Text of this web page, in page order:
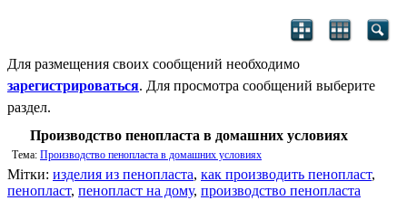
Для размещения своих сообщений необходимо
зарегистрироваться. Для просмотра сообщений выберите
раздел.
Производство пенопласта в домашних условиях
Тема: Производство пенопласта в домашних условиях
Мітки: изделия из пенопласта, как производить пенопласт,
пенопласт, пенопласт на дому, производство пенопласта